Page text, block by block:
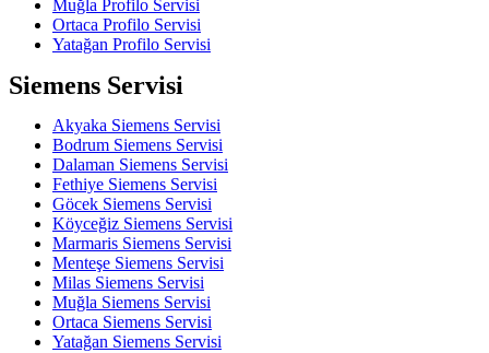
Muğla Profilo Servisi
Ortaca Profilo Servisi
Yatağan Profilo Servisi
Siemens Servisi
Akyaka Siemens Servisi
Bodrum Siemens Servisi
Dalaman Siemens Servisi
Fethiye Siemens Servisi
Göcek Siemens Servisi
Köyceğiz Siemens Servisi
Marmaris Siemens Servisi
Menteşe Siemens Servisi
Milas Siemens Servisi
Muğla Siemens Servisi
Ortaca Siemens Servisi
Yatağan Siemens Servisi